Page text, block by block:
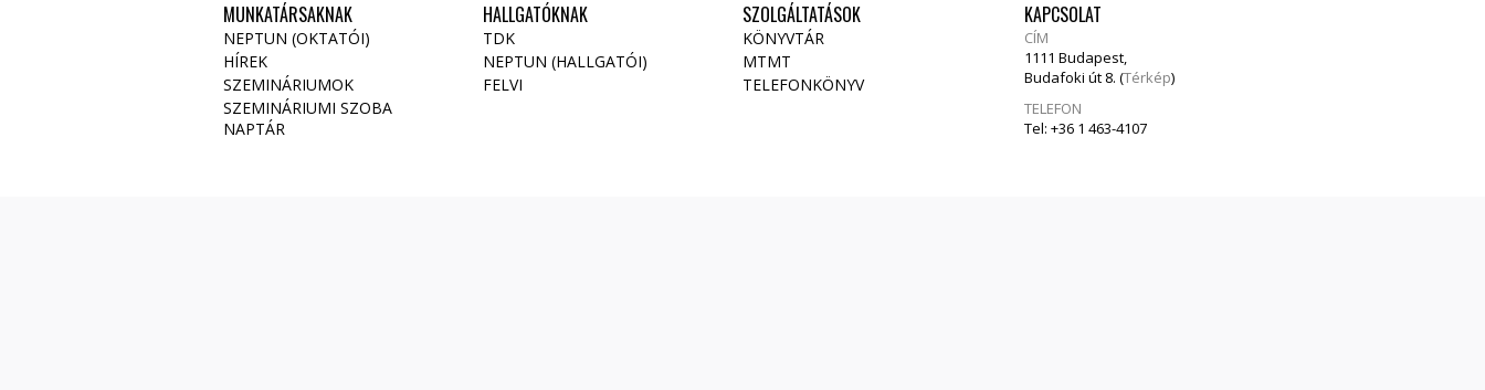
MUNKATÁRSAKNAK
NEPTUN (OKTATÓI)
HÍREK
SZEMINÁRIUMOK
SZEMINÁRIUMI SZOBA
NAPTÁR
HALLGATÓKNAK
TDK
NEPTUN (HALLGATÓI)
FELVI
SZOLGÁLTATÁSOK
KÖNYVTÁR
MTMT
TELEFONKÖNYV
KAPCSOLAT
CÍM
1111 Budapest,
Budafoki út 8. (Térkép)
TELEFON
Tel: +36 1 463-4107